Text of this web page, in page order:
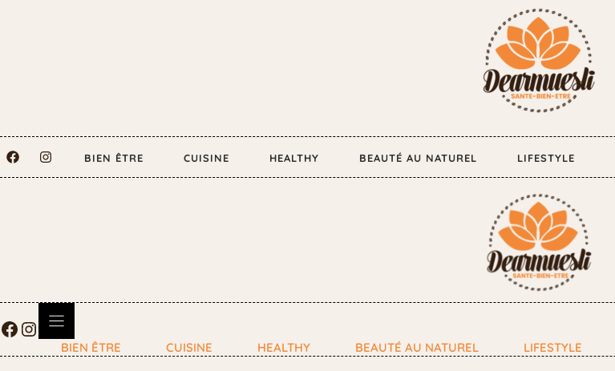
BIEN ÊTRE CUISINE HEALTHY BEAUTÉ AU NATUREL LIFESTYLE
BIEN ÊTRE CUISINE HEALTHY BEAUTÉ AU NATUREL LIFESTYLE